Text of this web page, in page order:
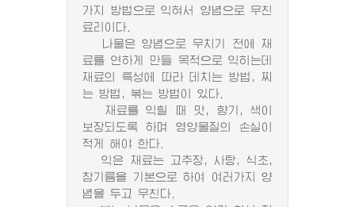
가지 방법으로 익혀서 양념으로 무친
료리이다.
나물은 양념으로 무치기 전에 재
료를 연하게 만들 목적으로 익히는데
재료의 특성에 따라 데치는 방법, 찌
는 방법, 볶는 방법이 있다.
재료를 익힐 때 맛, 향기, 색이
보장되도록 하며 영양물질의 손실이
적게 해야 한다.
익은 재료는 고추장, 사탕, 식초,
참기름을 기본으로 하여 여러가지 양
념을 두고 무친다.